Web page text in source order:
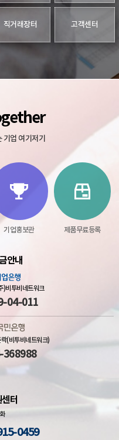
직거래장터 고객센터
업 여기저기
기업홍보관 제품무료등록
안내
)비투비네트워크
04-011
(비투비네트워크)
368988
터
0459